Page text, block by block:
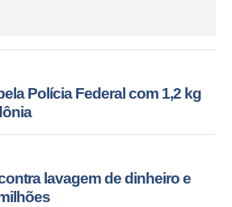
Polícia Federal com 1,2 kg
lavagem de dinheiro e